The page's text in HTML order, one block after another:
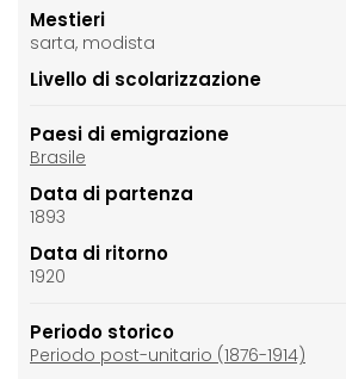
Mestieri
sarta, modista
Livello di scolarizzazione
Paesi di emigrazione
Brasile
Data di partenza
1893
Data di ritorno
1920
Periodo storico
Periodo post-unitario (1876-1914)